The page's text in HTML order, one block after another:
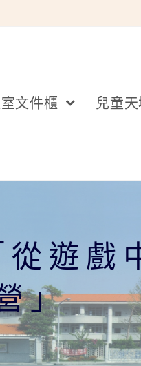
文件櫃 兒童
遊戲
」